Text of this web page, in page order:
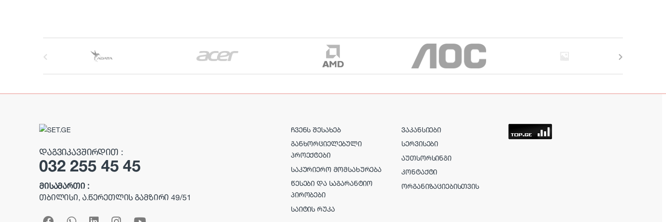
ᲓᲐᲒᲕᲘᲙᲐᲕᲨᲘᲠᲓᲘᲗ :
032 255 45 45
ᲛᲘᲡᲐᲛᲐᲠᲗᲘ :
ᲗᲑᲘᲚᲘᲡᲘ, Ა.ᲬᲔᲠᲔᲗᲚᲘᲡ ᲒᲐᲛᲖᲘᲠᲘ 49/51
ᲩᲕᲔᲜᲡ ᲨᲔᲡᲐᲮᲔᲑ
ᲒᲐᲜᲮᲝᲠᲪᲘᲔᲚᲔᲑᲣᲚᲘ
ᲞᲠᲝᲔᲥᲢᲔᲑᲘ
ᲡᲐᲙᲣᲠᲘᲔᲠᲝ ᲛᲝᲛᲡᲐᲮᲣᲠᲔᲑᲐ
ᲬᲔᲡᲔᲑᲘ ᲓᲐ ᲡᲐᲒᲐᲠᲐᲜᲢᲘᲝ
ᲞᲘᲠᲝᲑᲔᲑᲘ
ᲡᲐᲘᲢᲘᲡ ᲠᲣᲙᲐ
ᲕᲐᲙᲐᲜᲡᲘᲔᲑᲘ
ᲡᲔᲠᲕᲘᲡᲔᲑᲘ
ᲐᲣᲗᲡᲝᲠᲡᲘᲜᲒᲘ
ᲙᲝᲜᲢᲐᲥᲢᲘ
ᲝᲠᲒᲐᲜᲘᲖᲐᲪᲘᲔᲑᲘᲡᲗᲕᲘᲡ